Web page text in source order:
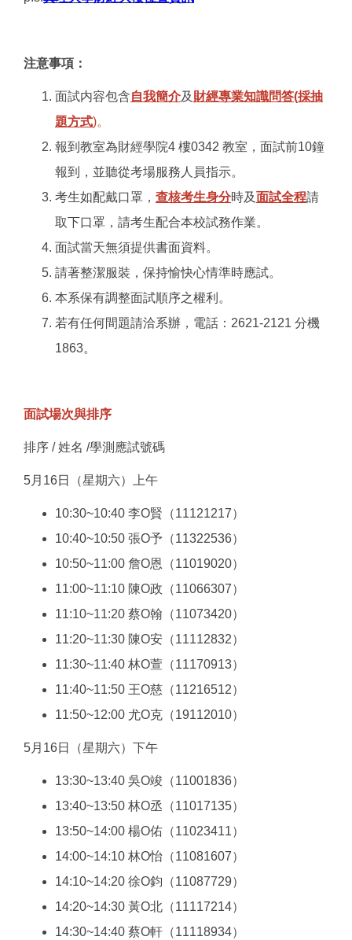
注意事項：
面試内容包含自我簡介及 財經專業知識問答(採抽
題方式)。
報到教室為財經學院4 樓0342 教室，面試前10鐘
報到，並聽從考場服務人員指示。
考生如配戴口罩， 查核考生身分時及面試全程請
取下口罩，請考生配合本校試務作業。
面試當天無須提供書面資料。
請著整潔服裝，保持愉快心情準時應試。
本系保有調整面試順序之權利。
若有任何間題請洽系辦，電話：2621-2121 分機
1863。
面試場次與排序
排序 / 姓名 /學測應試號碼
5月16日（星期六）上午
10:30~10:40 李O賢（11121217）
10:40~10:50 張O予（11322536）
10:50~11:00 詹O恩（11019020）
11:00~11:10 陳O政（11066307）
11:10~11:20 蔡O翰（11073420）
11:20~11:30 陳O安（11112832）
11:30~11:40 林O萱（11170913）
11:40~11:50 王O慈（11216512）
11:50~12:00 尤O克（19112010）
5月16日（星期六）下午
13:30~13:40 吳O竣（11001836）
13:40~13:50 林O丞（11017135）
13:50~14:00 楊O佑（11023411）
14:00~14:10 林O怡（11081607）
14:10~14:20 徐O鈞（11087729）
14:20~14:30 黃O北（11117214）
14:30~14:40 蔡O軒（11118934）